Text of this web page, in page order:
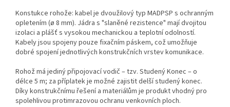
Konstukce rohože: kabel je dvoužilový typ MADPSP s ochranným
opletením (ø 8 mm). Jádra s "slaněné rezistence" mají dvojitou
izolaci a plášť s vysokou mechanickou a teplotní odolností.
Kabely jsou spojeny pouze fixačním páskem, což umožňuje
dobré spojení jednotlivých konstrukčních vrstev komunikace.
Rohož má jediný připojovací vodič – tzv. Studený Konec – o
délce 5 m; za příplatek je možné zajistit delší studený konec.
Díky konstrukčnímu řešení a materiálům je produkt vhodný pro
spolehlivou protimrazovou ochranu venkovních ploch.